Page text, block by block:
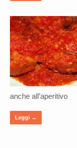
anche all’aperitivo
Leggi →